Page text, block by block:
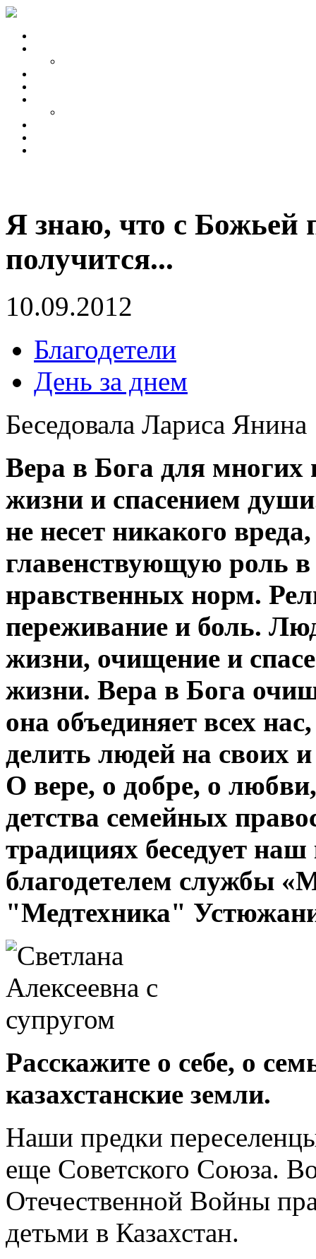
Я знаю, что с Божьей
получится...
10.09.2012
Благодетели
День за днем
Беседовала Лариса Янина
Вера в Бога для многих
жизни и спасением
не несет никакого
главенствующую роль
нравственных норм.
переживание и боль.
жизни, очищение и
жизни. Вера в Бога
она объединяет всех
делить людей на своих
О вере, о добре, о
детства семейных
традициях беседует
благодетелем службы
"Медтехника"
Расскажите о себе, о
казахстанские земли.
Наши предки
еще Советского Союза.
Отечественной Войны
детьми в Казахстан.